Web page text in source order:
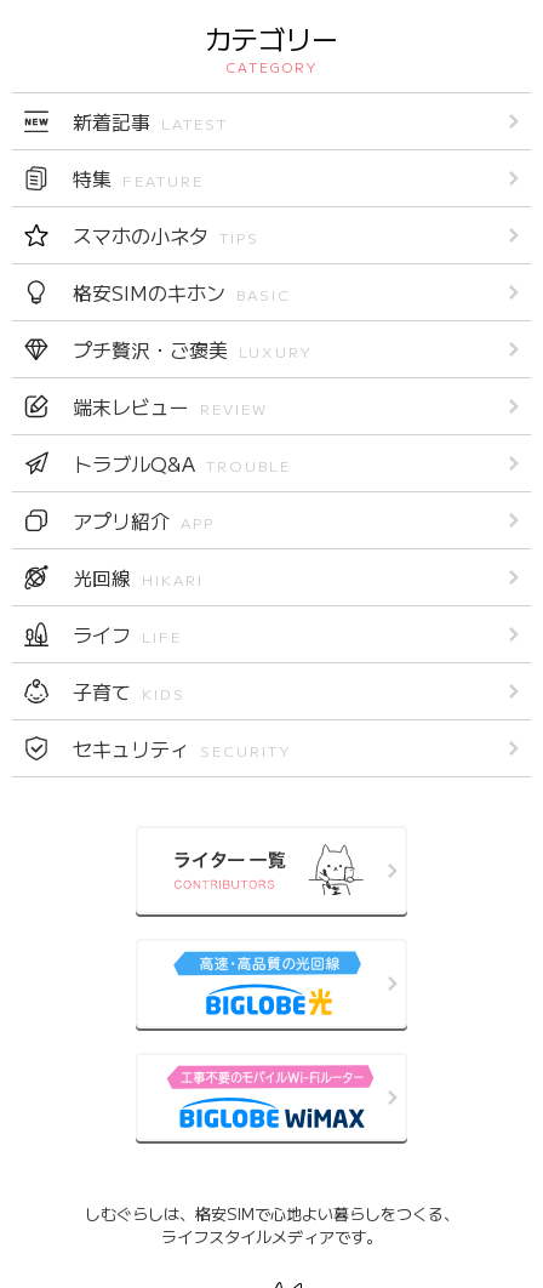
カテゴリー
CATEGORY
新着記事 LATEST
特集 FEATURE
スマホの小ネタ TIPS
格安SIMのキホン BASIC
プチ贅沢・ご褒美 LUXURY
端末レビュー REVIEW
トラブルQ&A TROUBLE
アプリ紹介 APP
光回線 HIKARI
ライフ LIFE
子育て KIDS
セキュリティ SECURITY
しむぐらしは、格安SIMで心地よい暮らしをつくる、
ライフスタイルメディアです。